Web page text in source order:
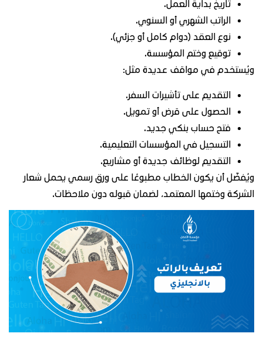
تاريخ بداية العمل.
الراتب الشهري أو السنوي.
نوع العقد (دوام كامل أو جزئي).
توقيع وختم المؤسسة.
ويُستخدم في مواقف عديدة مثل:
التقديم على تأشيرات السفر.
الحصول على قرض أو تمويل.
فتح حساب بنكي جديد.
التسجيل في المؤسسات التعليمية.
التقديم لوظائف جديدة أو مشاريع.
ويُفضّل أن يكون الخطاب مطبوعًا على ورق رسمي يحمل شعار
الشركة وختمها المعتمد، لضمان قبوله دون ملاحظات.